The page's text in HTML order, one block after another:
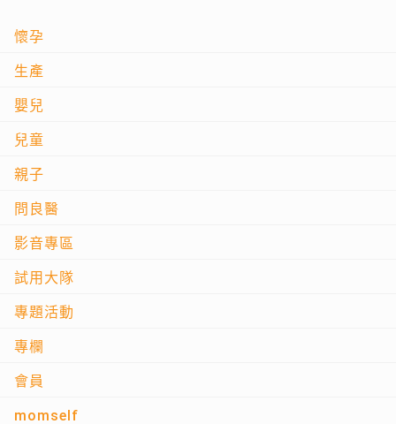
懷孕
生產
嬰兒
兒童
親子
問良醫
影音專區
試用大隊
專題活動
專欄
會員
momself